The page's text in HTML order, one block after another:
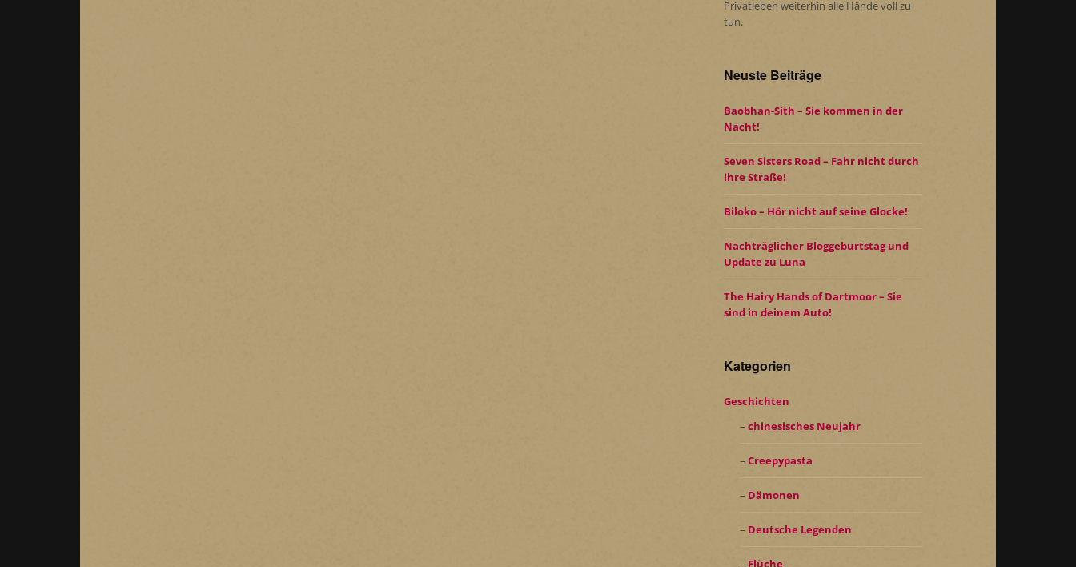
Privatleben weiterhin alle Hände voll zu
tun.
Neuste Beiträge
Baobhan-Sìth – Sie kommen in der
Nacht!
Seven Sisters Road – Fahr nicht durch
ihre Straße!
Biloko – Hör nicht auf seine Glocke!
Nachträglicher Bloggeburtstag und
Update zu Luna
The Hairy Hands of Dartmoor – Sie
sind in deinem Auto!
Kategorien
Geschichten
chinesisches Neujahr
Creepypasta
Dämonen
Deutsche Legenden
Flüche